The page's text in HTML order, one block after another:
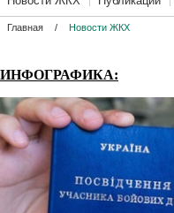
Главная / Новости ЖКХ
ИНФОГРАФИКА: